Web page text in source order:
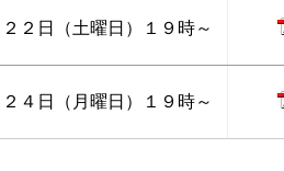
２２日（土曜日）１９時～
２４日（月曜日）１９時～